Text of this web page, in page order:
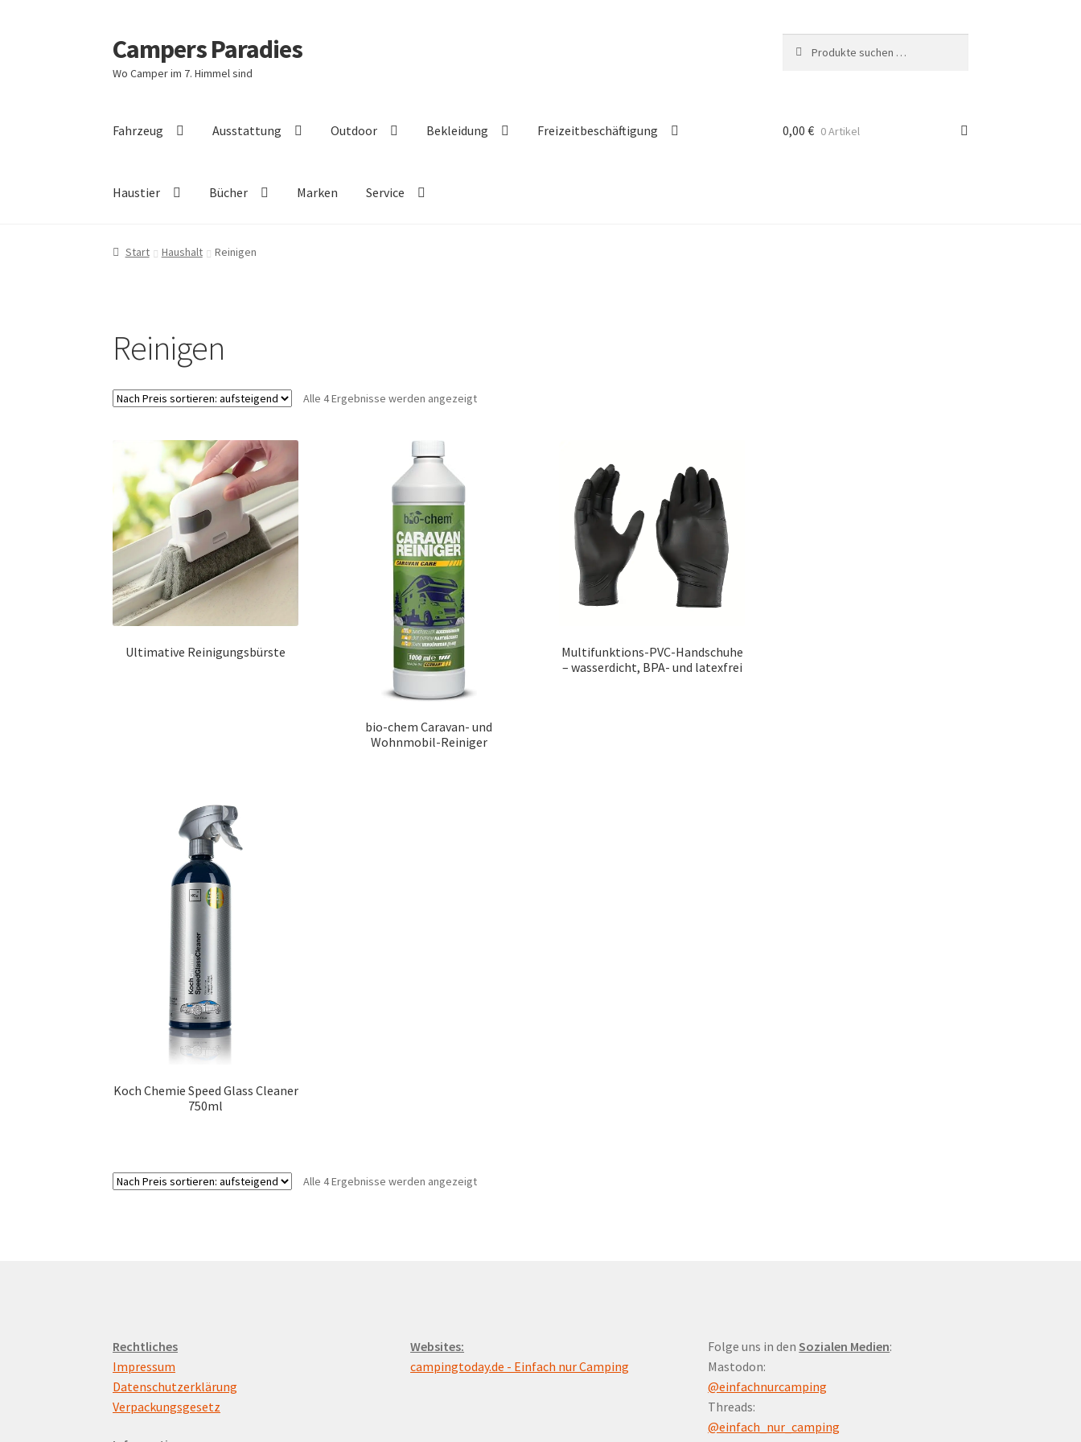
Zur
Navigation
springen
Zum
Inhalt
springen
Campers Paradies
Wo Camper im 7. Himmel sind
nach:
Fahrzeug Ausstattung Outdoor Bekleidung Freizeitbeschäftigung
Haustier Bücher Marken Service
0,00 € 0 Artikel
Start Haushalt Reinigen
Reinigen
Alle 4 Ergebnisse werden angezeigtNach
Ultimative Reinigungsbürste
bio-chem Caravan- und
Wohnmobil-Reiniger
Multifunktions-PVC-Handschuhe
– wasserdicht, BPA- und latexfrei
Koch Chemie Speed Glass Cleaner
750ml
Alle 4 Ergebnisse werden angezeigtNach
Rechtliches
Impressum
Datenschutzerklärung
Verpackungsgesetz
Websites:
campingtoday.de - Einfach nur Camping
Folge uns in denSozialen Medien:
Mastodon:
@einfachnurcamping
Threads:
@einfach_nur_camping